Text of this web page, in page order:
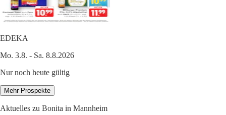
EDEKA
Mo. 3.8. - Sa. 8.8.2026
Nur noch heute gültig
Mehr Prospekte
Aktuelles zu Bonita in Mannheim